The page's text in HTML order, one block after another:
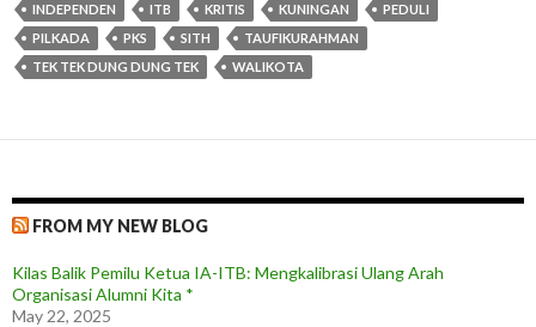
INDEPENDEN
ITB KRITIS KUNINGAN
PEDULI
PILKADA
PKS SITH
TAUFIKURAHMAN
TEK TEK DUNG DUNG TEK
WALIKOTA
FROM MY NEW BLOG
Kilas Balik Pemilu Ketua IA-ITB: Mengkalibrasi Ulang Arah
Organisasi Alumni Kita *
May 22, 2025